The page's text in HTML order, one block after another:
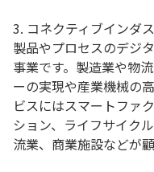
3. コネクティブインダ
製品やプロセスのデジ
事業です。製造業や物
ーの実現や産業機械の
ビスにはスマートファ
ション、ライフサイク
流業、商業施設などが顧